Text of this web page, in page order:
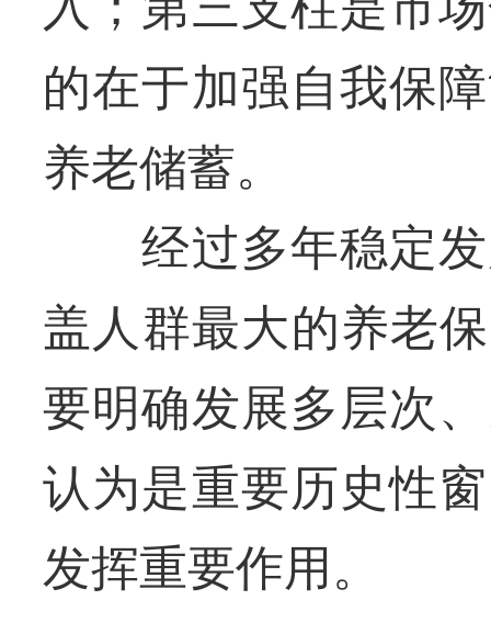
的在于加强自我保
养老储蓄。
经过多年稳定发
盖人群最大的养老
要明确发展多层次
认为是重要历史性
发挥重要作用。